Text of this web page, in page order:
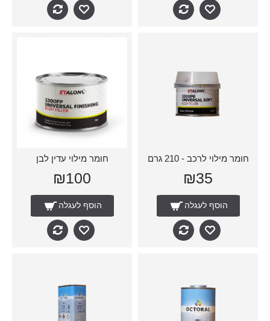
חומר מילוי לרכב - 210 גרם
₪35
הוסף לעגלה
חומר מילוי עדין לבן
₪100
הוסף לעגלה